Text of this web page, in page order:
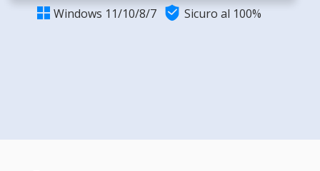
 Windows 11/10/8/7  Sicuro al 100%